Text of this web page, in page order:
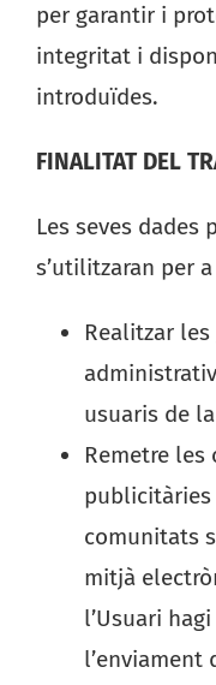
per garantir i
integritat i
introduïdes.
FINALITAT DEL
Les seves dades
s’utilitzaran per
Realitzar
usuaris de
Remetre les
publicitàries
comunitats
mitjà
l’Usuari
l’enviament